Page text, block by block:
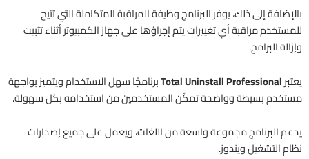
بالإضافة إلى ذلك، يوفر البرنامج وظيفة المراقبة المتكاملة التي تتيح
للمستخدم مراقبة أي تغييرات يتم إجراؤها على جهاز الكمبيوتر أثناء تثبيت
وإزالة البرامج.
يعتبرTotal Uninstall Professionalبرنامجًا سهل الاستخدام ويتميز بواجهة
مستخدم بسيطة وواضحة تمكّن المستخدمين من استخدامه بكل سهولة.
يدعم البرنامج مجموعة واسعة من اللغات، ويعمل على جميع إصدارات
نظام التشغيل ويندوز.